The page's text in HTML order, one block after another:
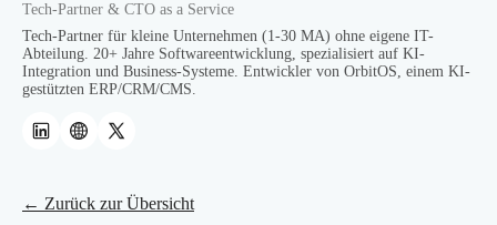
Tech-Partner & CTO as a Service
Tech-Partner für kleine Unternehmen (1-30 MA) ohne eigene IT-
Abteilung. 20+ Jahre Softwareentwicklung, spezialisiert auf KI-
Integration und Business-Systeme. Entwickler von OrbitOS, einem KI-
gestützten ERP/CRM/CMS.
← Zurück zur Übersicht